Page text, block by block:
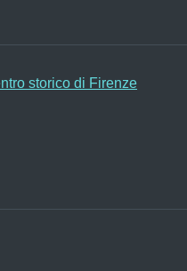
storico di Firenze